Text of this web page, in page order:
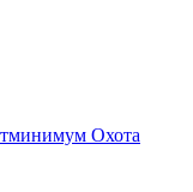
Охота